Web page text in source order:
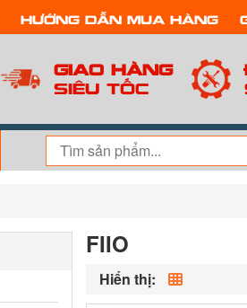
Hướng dẫn mua hàng
Giao hàng
Siêu tốc
FIIO
Hiển thị: